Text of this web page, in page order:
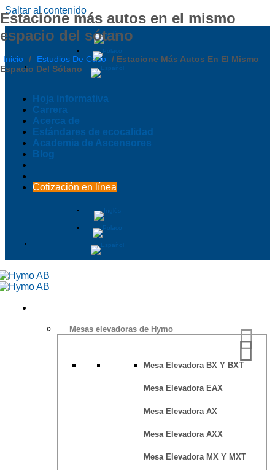
Saltar al contenido
Hoja informativa
Carrera
Acerca de
Estándares de ecocalidad
Academia de Ascensores
Blog
Cotización en línea
Mesas elevadoras de Hymo
Mesa Elevadora BX Y BXT
Mesa Elevadora EAX
Mesa Elevadora AX
Mesa Elevadora AXX
Mesa Elevadora MX Y MXT
Estacione más autos en el mismo
espacio del sótano
Inicio / Estudios De Caso / Estacione Más Autos En El Mismo
Espacio Del Sótano